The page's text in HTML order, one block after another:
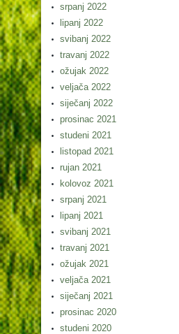
srpanj 2022
lipanj 2022
svibanj 2022
travanj 2022
ožujak 2022
veljača 2022
siječanj 2022
prosinac 2021
studeni 2021
listopad 2021
rujan 2021
kolovoz 2021
srpanj 2021
lipanj 2021
svibanj 2021
travanj 2021
ožujak 2021
veljača 2021
siječanj 2021
prosinac 2020
studeni 2020